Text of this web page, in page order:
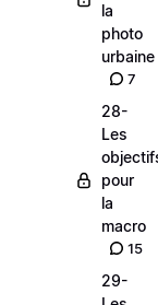
la
photo
urbaine
7
28-
Les
pour
la
macro
15
29-